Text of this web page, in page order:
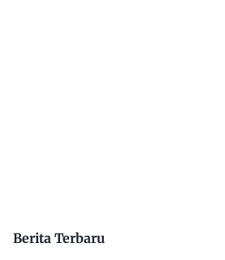
Berita Terbaru